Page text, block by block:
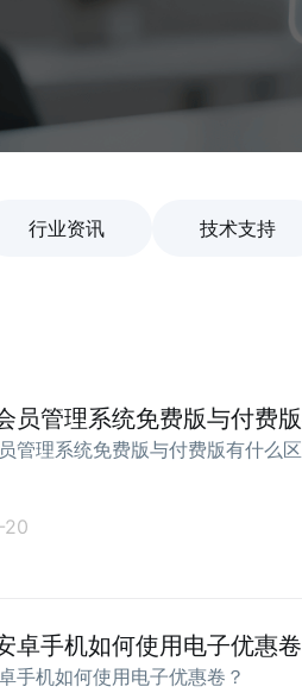
行业资讯 技术支持
员管理系统免费版与付费
管理系统免费版与付费版有什么
20
卓手机如何使用电子优惠卷
手机如何使用电子优惠卷？